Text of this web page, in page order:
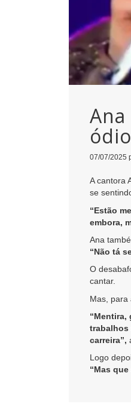
07/07/2025
A cantora
se
“Estão
embora,
Ana
“Não tá
O
cantar.
Mas, para
“Mentira,
trabalhos
carreira”,
Logo
“Mas